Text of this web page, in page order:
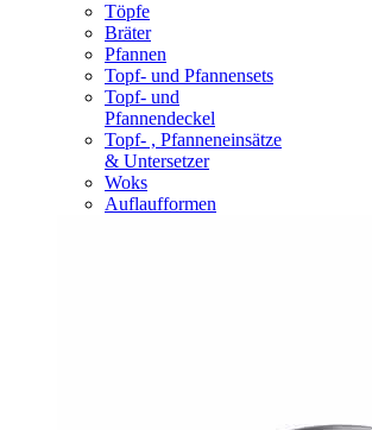
Töpfe
Bräter
Pfannen
Topf- und Pfannensets
Topf- und
Pfannendeckel
Topf- , Pfanneneinsätze
& Untersetzer
Woks
Auflaufformen